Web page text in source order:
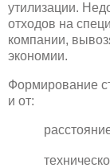
утилизации.
отходов на
компании,
экономии.
Формирование
и от: